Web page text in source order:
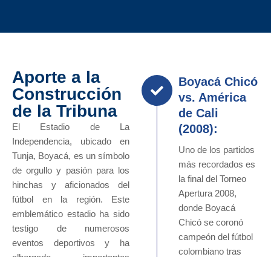
Aporte a la
Construcción
de la Tribuna
El Estadio de La
Independencia, ubicado en
Tunja, Boyacá, es un símbolo
de orgullo y pasión para los
hinchas y aficionados del
fútbol en la región. Este
emblemático estadio ha sido
testigo de numerosos
eventos deportivos y ha
Boyacá Chicó
vs. América
de Cali
(2008):
Uno de los partidos
más recordados es
la final del Torneo
Apertura 2008,
donde Boyacá
Chicó se coronó
campeón del fútbol
colombiano tras